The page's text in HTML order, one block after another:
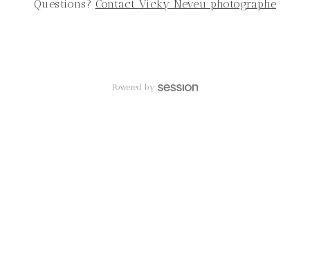
Questions? Contact Vicky Neveu photographe
Powered by